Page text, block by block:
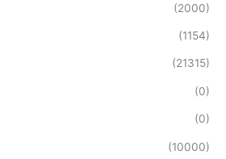
(2000)
(1154)
(21315)
(0)
(0)
(10000)